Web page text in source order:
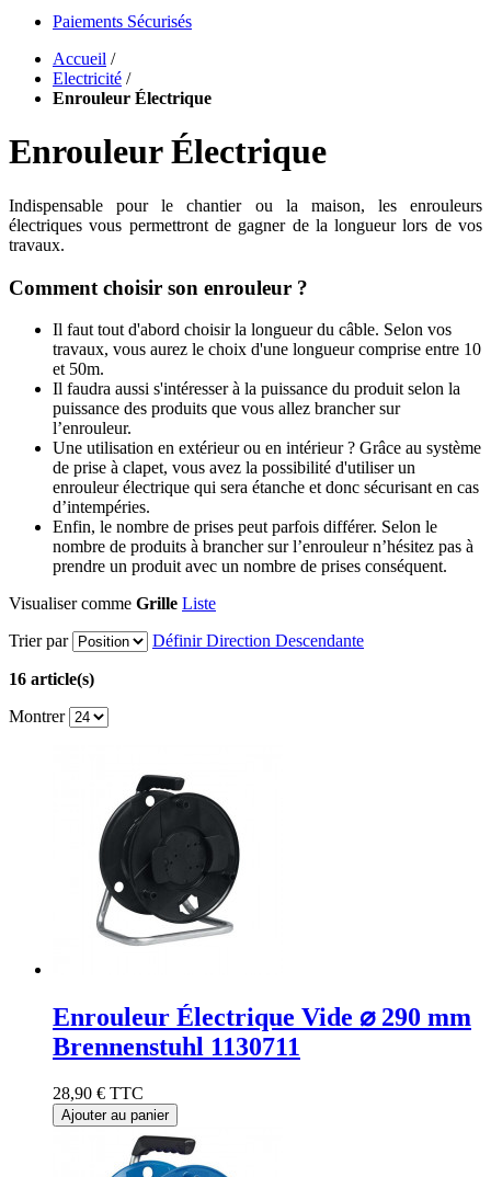
Paiements Sécurisés
Accueil /
Electricité /
Enrouleur Électrique
Enrouleur Électrique
Indispensable pour le chantier ou la maison, les enrouleurs
électriques vous permettront de gagner de la longueur lors de vos
travaux.
Comment choisir son enrouleur ?
Il faut tout d'abord choisir la longueur du câble. Selon vos
travaux, vous aurez le choix d'une longueur comprise entre 10
et 50m.
Il faudra aussi s'intéresser à la puissance du produit selon la
puissance des produits que vous allez brancher sur
l’enrouleur.
Une utilisation en extérieur ou en intérieur ? Grâce au système
de prise à clapet, vous avez la possibilité d'utiliser un
enrouleur électrique qui sera étanche et donc sécurisant en cas
d’intempéries.
Enfin, le nombre de prises peut parfois différer. Selon le
nombre de produits à brancher sur l’enrouleur n’hésitez pas à
prendre un produit avec un nombre de prises conséquent.
Visualiser comme Grille Liste
Trier par
Définir Direction Descendante
16 article(s)
Montrer
Enrouleur Électrique Vide ⌀ 290 mm
Brennenstuhl 1130711
28,90 € TTC
Ajouter au panier